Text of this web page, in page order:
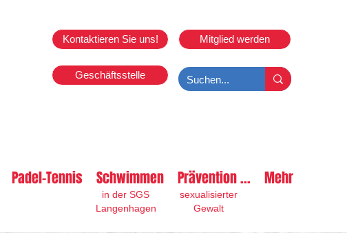
Kontaktieren Sie uns! Mitglied werden
Geschäftsstelle
Padel-Tennis Schwimmen Prävention ... Mehr
sexualisierter
Gewalt
in der SGS
Langenhagen